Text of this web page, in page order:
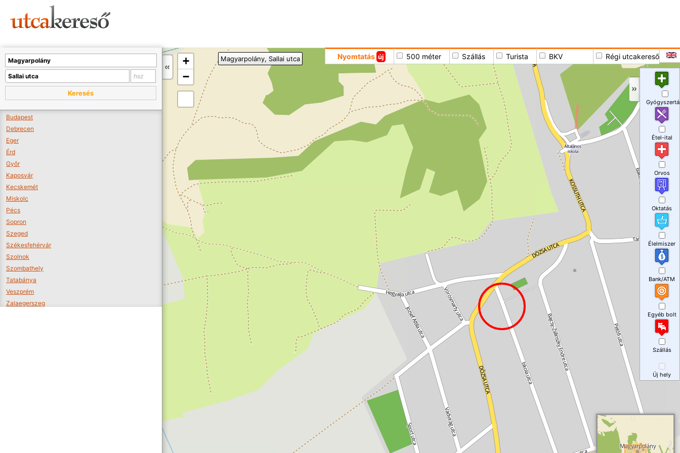
+
−
Nyomtatás új 500 méter Szállás Turista BKV Régi utcakereső
Magyarpolány, Sallai utca
Keresés
Budapest
Debrecen
Eger
Érd
Győr
Kaposvár
Kecskemét
Miskolc
Pécs
Sopron
Szeged
Székesfehérvár
Szolnok
Szombathely
Tatabánya
Veszprém
Zalaegerszeg
Étel-ital
Orvos
Oktatás
Élelmiszer
Bank/ATM
Egyéb bolt
Szállás
Új hely
A térképet kicsinyíteni kell, hogy látszódjanak a boltok.
Boltok látszódjanak >>